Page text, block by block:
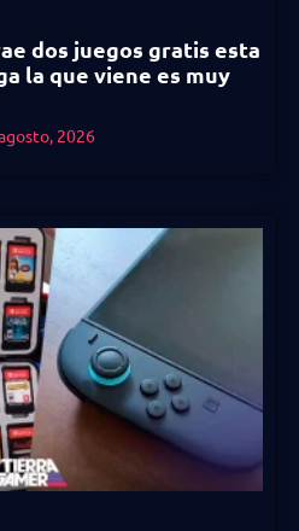
dos juegos gratis esta
la que viene es muy
2026